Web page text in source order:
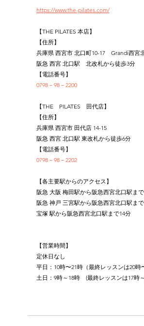
https://www.the-pilates.com/
【THE PILATES 本店】
【住所】
兵庫県 西宮市 北口町10-17　Grandi西宮
阪急 西宮 北口駅　北改札から徒歩3分
【電話番号】
0798－98－2200
【THE　PILATES　田代店】
【住所】
兵庫県 西宮市 田代店 14-15
阪急 西宮 北口駅 東改札から徒歩6分
【電話番号】
0798－98－2202
【各主要駅からのアクセス】
阪急 大阪 梅田駅から阪急西宮北口駅ま
阪急 神戸 三宮駅から阪急西宮北口駅ま
宝塚 駅から阪急西宮北口駅まで14分
【営業時間】
定休日なし
平日：10時〜21時（最終レッスンは20時
土日：9時～18時　(最終レッスンは17時